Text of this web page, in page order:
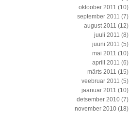
oktoober 2011 (10)
september 2011 (7)
august 2011 (12)
juuli 2011 (8)
juuni 2011 (5)
mai 2011 (10)
aprill 2011 (6)
märts 2011 (15)
veebruar 2011 (5)
jaanuar 2011 (10)
detsember 2010 (7)
november 2010 (18)